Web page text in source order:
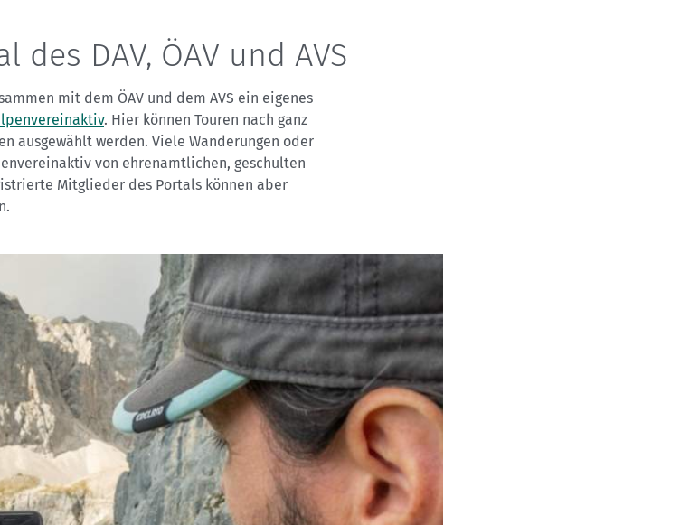
des DAV, ÖAV und AVS
mit dem ÖAV und dem AVS ein eigenes
. Hier können Touren nach ganz
ausgewählt werden. Viele Wanderungen oder
von ehrenamtlichen, geschulten
Mitglieder des Portals können aber